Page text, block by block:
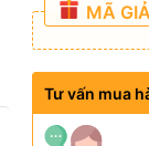
MÃ
Tư vấn mua